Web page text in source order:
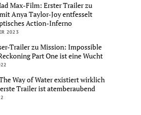
Max-Film: Erster Trailer zu
Anya Taylor-Joy entfesselt
Action-Inferno
2023
Trailer zu Mission: Impossible
Part One ist eine Wucht
Way of Water existiert wirklich
Trailer ist atemberaubend